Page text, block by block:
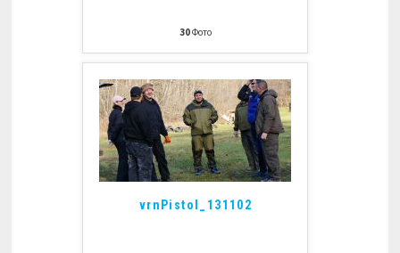
30Фото
vrnPistol_131102